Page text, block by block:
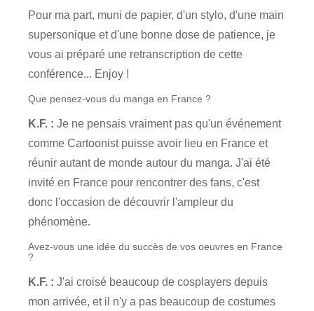
Pour ma part, muni de papier, d'un stylo, d'une main
supersonique et d'une bonne dose de patience, je
vous ai préparé une retranscription de cette
conférence... Enjoy !
Que pensez-vous du manga en France ?
K.F. : Je ne pensais vraiment pas qu'un événement
comme Cartoonist puisse avoir lieu en France et
réunir autant de monde autour du manga. J'ai été
invité en France pour rencontrer des fans, c'est
donc l'occasion de découvrir l'ampleur du
phénomène.
Avez-vous une idée du succès de vos oeuvres en France
?
K.F. : J'ai croisé beaucoup de cosplayers depuis
mon arrivée, et il n'y a pas beaucoup de costumes